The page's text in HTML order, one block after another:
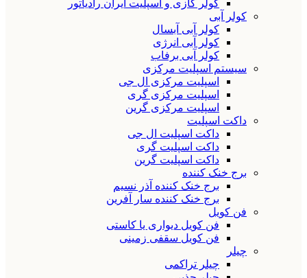
کولر گازی و اسپلیت ایران رادیاتور
کولر آبی
کولر آبی آبسال
کولر آبی انرژی
کولر آبی برفاب
سیستم اسپلیت مرکزی
اسپلیت مرکزی ال جی
اسپلیت مرکزی گری
اسپلیت مرکزی گرین
داکت اسپلیت
داکت اسپلیت ال جی
داکت اسپلیت گری
داکت اسپلیت گرین
برج خنک کننده
برج خنک کننده آذر نسیم
برج خنک کننده سار آفرین
فن کویل
فن کویل دیواری یا کاستی
فن کویل سقفی زمینی
چیلر
چیلر تراکمی